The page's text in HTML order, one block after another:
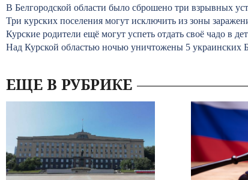
В Белгородской области было сброшено три взрывных
Три курских поселения могут исключить из зоны
Курские родители ещё могут успеть отдать своё чадо в
Над Курской областью ночью уничтожены 5
ЕЩЕ В РУБРИКЕ